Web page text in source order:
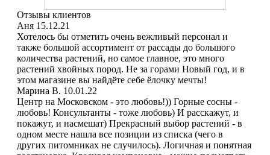
Отзывы клиентов
Аня 15.12.21
Хотелось бы отметить очень вежливый персонал и
также большой ассортимент от рассады до большого
количества растений, но самое главное, это много
растений хвойных пород. Не за горами Новый год, и в
этом магазине вы найдёте себе ёлочку мечты!
Марина В. 10.01.22
Центр на Московском - это любовь!)) Горные сосны -
любовь! Консультанты - тоже любовь) И расскажут, и
покажут, и насмешат) Прекрасный выбор растений - в
одном месте нашла все позиции из списка (чего в
других питомниках не случилось). Логичная и понятная